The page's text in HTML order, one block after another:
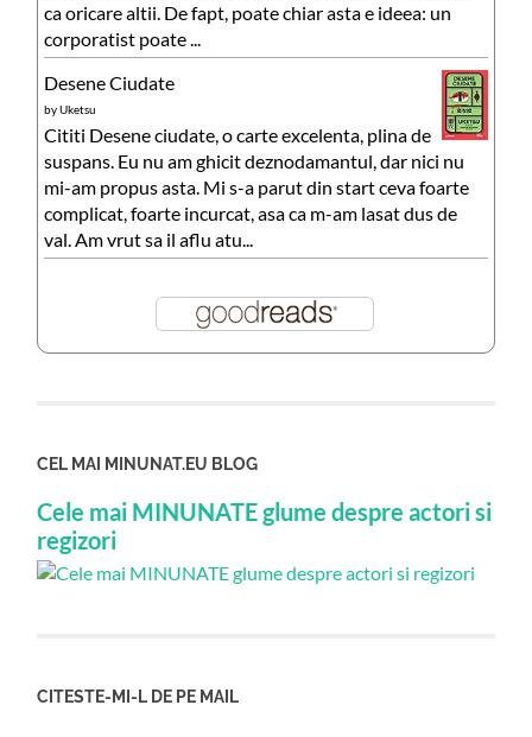
ca oricare altii. De fapt, poate chiar asta e ideea: un
corporatist poate ...
Desene Ciudate
byUketsu
Cititi Desene ciudate, o carte excelenta, plina de
suspans. Eu nu am ghicit deznodamantul, dar nici nu
mi-am propus asta. Mi s-a parut din start ceva foarte
complicat, foarte incurcat, asa ca m-am lasat dus de
val. Am vrut sa il aflu atu...
CEL MAI MINUNAT.EU BLOG
Cele mai MINUNATE glume despre actori si
regizori
CITESTE-MI-L DE PE MAIL